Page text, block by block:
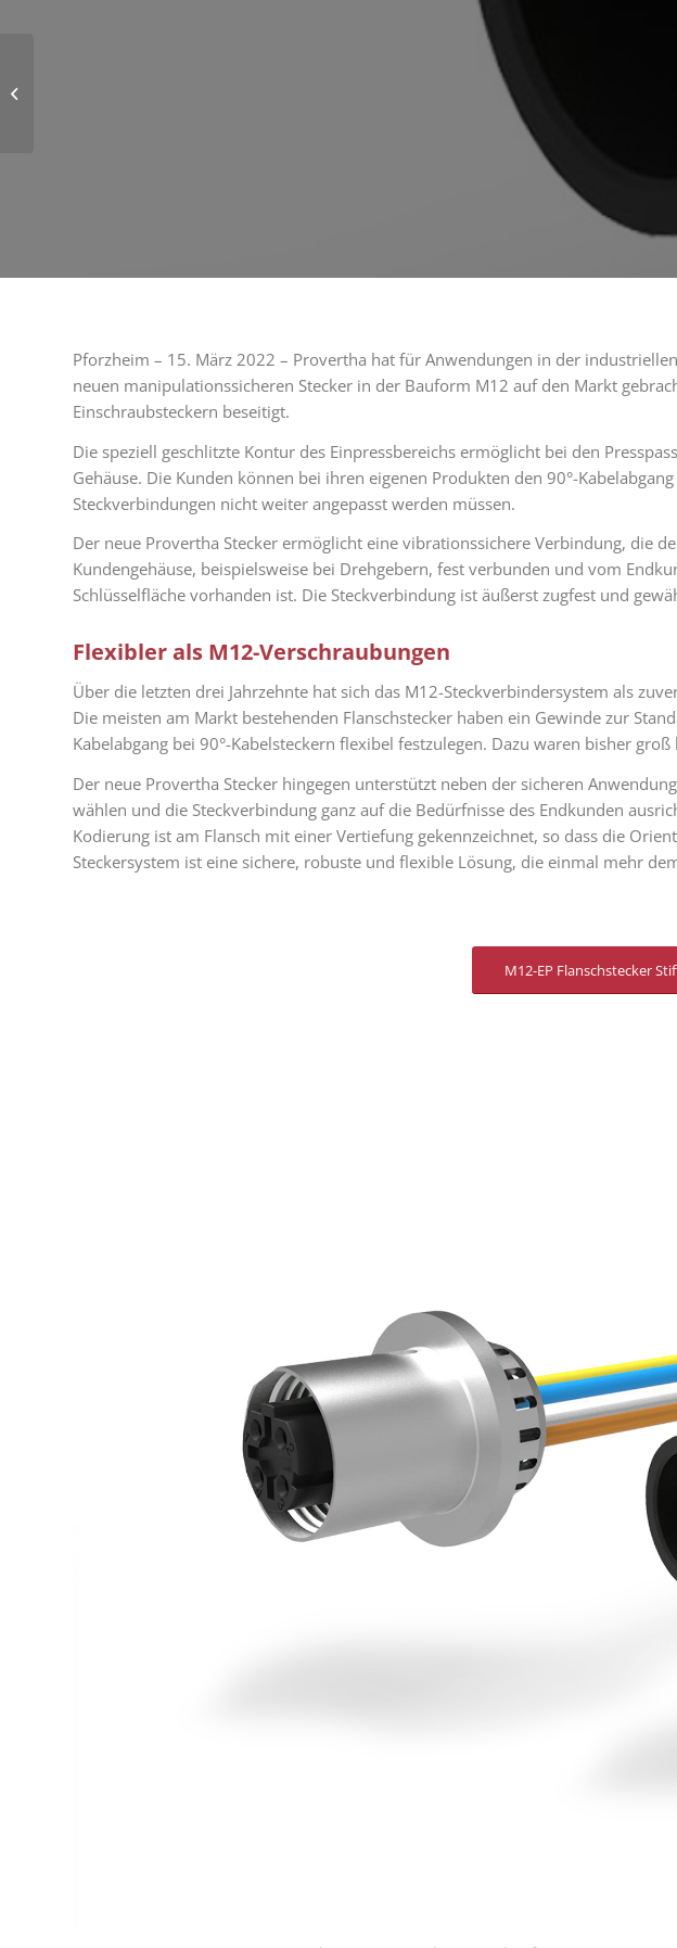
Pforzheim – 15. März 2022 – Provertha hat für Anwendungen in der
neuen manipulationssicheren Stecker in der Bauform M12 auf den Markt
Einschraubsteckern beseitigt.
Die speziell geschlitzte Kontur des Einpressbereichs ermöglicht bei den
Gehäuse. Die Kunden können bei ihren eigenen Produkten den 90°-
Steckverbindungen nicht weiter angepasst werden müssen.
Der neue Provertha Stecker ermöglicht eine vibrationssichere Verbindung, die
Kundengehäuse, beispielsweise bei Drehgebern, fest verbunden und vom
Schlüsselfläche vorhanden ist. Die Steckverbindung ist äußerst zugfest und
Flexibler als M12-Verschraubungen
Über die letzten drei Jahrzehnte hat sich das M12-Steckverbindersystem als
Die meisten am Markt bestehenden Flanschstecker haben ein Gewinde zur
Kabelabgang bei 90°-Kabelsteckern flexibel festzulegen. Dazu waren bisher
Der neue Provertha Stecker hingegen unterstützt neben der sicheren
wählen und die Steckverbindung ganz auf die Bedürfnisse des Endkunden
Kodierung ist am Flansch mit einer Vertiefung gekennzeichnet, so dass die
Steckersystem ist eine sichere, robuste und flexible Lösung, die einmal mehr
M12-EP Flanschstecker